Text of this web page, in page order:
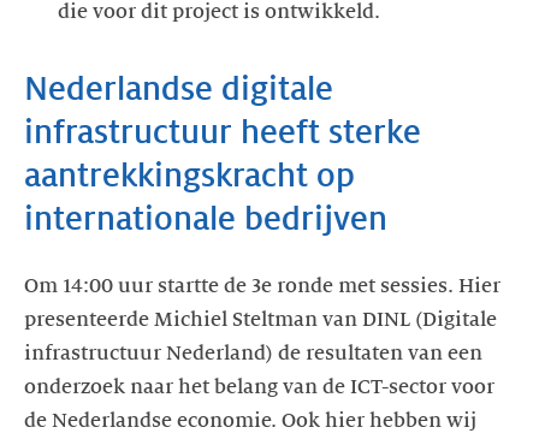
die voor dit project is ontwikkeld.
Nederlandse digitale
infrastructuur heeft sterke
aantrekkingskracht op
internationale bedrijven
Om 14:00 uur startte de 3e ronde met sessies. Hier
presenteerde Michiel Steltman van DINL (Digitale
infrastructuur Nederland) de resultaten van een
onderzoek naar het belang van de ICT-sector voor
de Nederlandse economie. Ook hier hebben wij